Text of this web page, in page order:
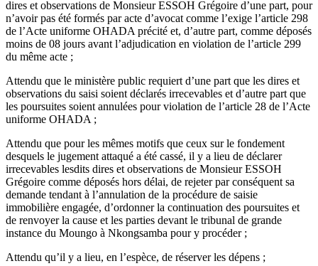
dires et observations de Monsieur ESSOH Grégoire d’une part, pour
n’avoir pas été formés par acte d’avocat comme l’exige l’article 298
de l’Acte uniforme OHADA précité et, d’autre part, comme déposés
moins de 08 jours avant l’adjudication en violation de l’article 299
du même acte ;
Attendu que le ministère public requiert d’une part que les dires et
observations du saisi soient déclarés irrecevables et d’autre part que
les poursuites soient annulées pour violation de l’article 28 de l’Acte
uniforme OHADA ;
Attendu que pour les mêmes motifs que ceux sur le fondement
desquels le jugement attaqué a été cassé, il y a lieu de déclarer
irrecevables lesdits dires et observations de Monsieur ESSOH
Grégoire comme déposés hors délai, de rejeter par conséquent sa
demande tendant à l’annulation de la procédure de saisie
immobilière engagée, d’ordonner la continuation des poursuites et
de renvoyer la cause et les parties devant le tribunal de grande
instance du Moungo à Nkongsamba pour y procéder ;
Attendu qu’il y a lieu, en l’espèce, de réserver les dépens ;